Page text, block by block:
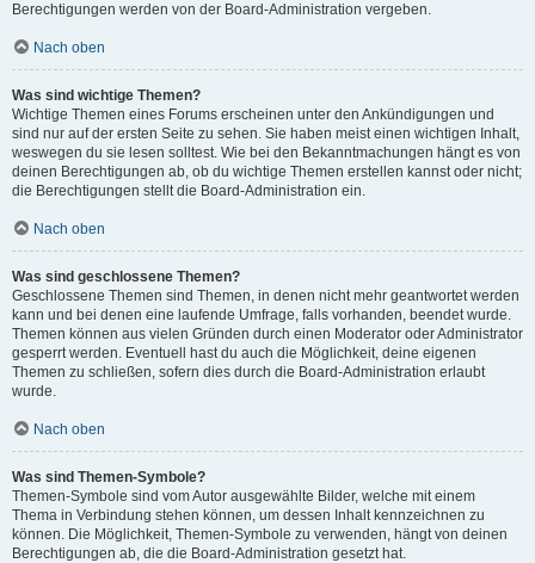
Berechtigungen werden von der Board-Administration vergeben.
Nach oben
Was sind wichtige Themen?
Wichtige Themen eines Forums erscheinen unter den Ankündigungen und
sind nur auf der ersten Seite zu sehen. Sie haben meist einen wichtigen Inhalt,
weswegen du sie lesen solltest. Wie bei den Bekanntmachungen hängt es von
deinen Berechtigungen ab, ob du wichtige Themen erstellen kannst oder nicht;
die Berechtigungen stellt die Board-Administration ein.
Nach oben
Was sind geschlossene Themen?
Geschlossene Themen sind Themen, in denen nicht mehr geantwortet werden
kann und bei denen eine laufende Umfrage, falls vorhanden, beendet wurde.
Themen können aus vielen Gründen durch einen Moderator oder Administrator
gesperrt werden. Eventuell hast du auch die Möglichkeit, deine eigenen
Themen zu schließen, sofern dies durch die Board-Administration erlaubt
wurde.
Nach oben
Was sind Themen-Symbole?
Themen-Symbole sind vom Autor ausgewählte Bilder, welche mit einem
Thema in Verbindung stehen können, um dessen Inhalt kennzeichnen zu
können. Die Möglichkeit, Themen-Symbole zu verwenden, hängt von deinen
Berechtigungen ab, die die Board-Administration gesetzt hat.